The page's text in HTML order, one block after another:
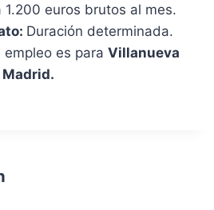
1.200 euros brutos al mes.
Duración determinada.
es para Villanueva
Madrid.